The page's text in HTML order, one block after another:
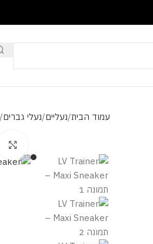
עמוד הבית נעליים נעלי גברים